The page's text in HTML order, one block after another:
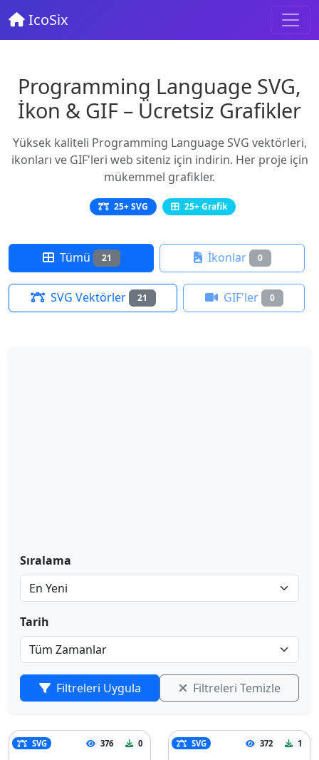
IcoSix
Programming Language SVG,
İkon & GIF – Ücretsiz Grafikler
Yüksek kaliteli Programming Language SVG vektörleri,
ikonları ve GIF'leri web siteniz için indirin. Her proje için
mükemmel grafikler.
25+ SVG 25+ Grafik
Tümü 21 İkonlar 0
SVG Vektörler 21 GIF'ler 0
Sıralama
Tarih
Filtreleri Uygula Filtreleri Temizle
SVG 376 0 SVG 372 1